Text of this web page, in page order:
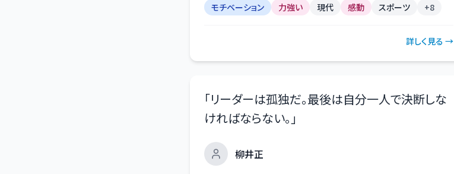
モチベーション 力強い 現代 感動 スポーツ +8
詳しく見る →
「リーダーは孤独だ。最後は自分一人で決断しな
ければならない。 」
柳井正